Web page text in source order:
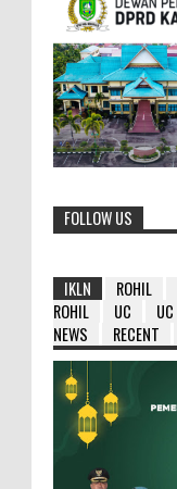
FOLLOW US
IKLN ROHIL
ROHIL
UC UC
NEWS
RECENT